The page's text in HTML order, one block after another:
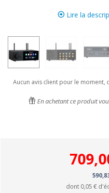
Lire la
Aucun avis client pour le moment,
En achetant ce produit
dont 0,05 €